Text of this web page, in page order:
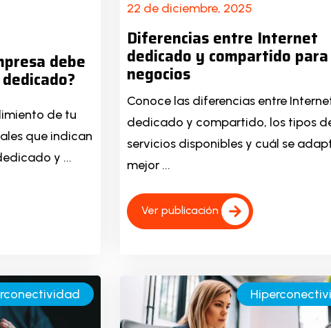
debe
de tu
que indican
y ...
22 de diciembre, 2025
Diferencias entre Internet
dedicado y compartido para
negocios
Conoce las diferencias entre
dedicado y compartido, los tipos
servicios disponibles y cuál se
mejor ...
Ver publicación